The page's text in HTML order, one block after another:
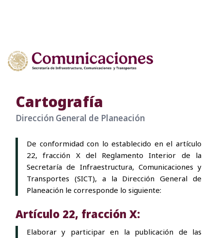
Cartografía
Dirección General de Planeación
De conformidad con lo establecido en el artículo
22, fracción X del Reglamento Interior de la
Secretaría de Infraestructura, Comunicaciones y
Transportes (SICT), a la Dirección General de
Planeación le corresponde lo siguiente:
Artículo 22, fracción X:
Elaborar y participar en la publicación de las